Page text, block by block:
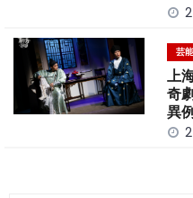
芸
上
奇
異